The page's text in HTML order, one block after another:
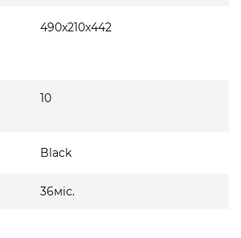
490x210x442
10
Black
36міс.